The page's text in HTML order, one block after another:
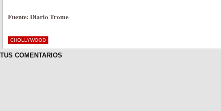
Fuente: Diario Trome
CHOLLYWOOD
TUS COMENTARIOS